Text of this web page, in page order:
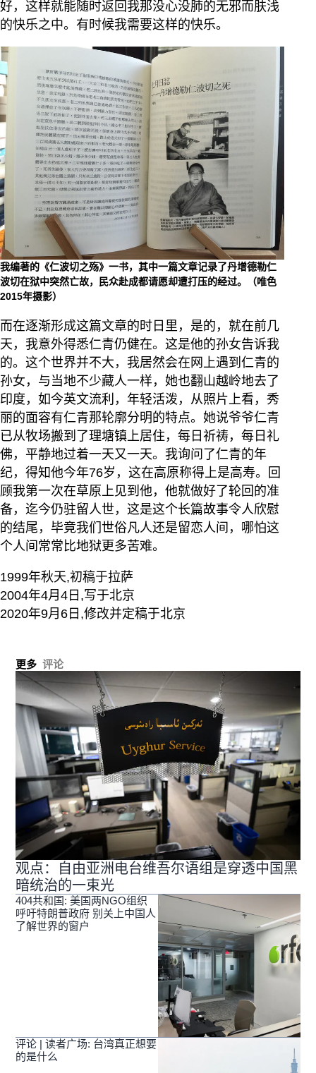
好，这样就能随时返回我那没心没肺的无邪而肤浅
的快乐之中。有时候我需要这样的快乐。
我编著的《仁波切之殇》一书，其中一篇文章记录了丹增德勒仁
波切在狱中突然亡故，民众赴成都请愿却遭打压的经过。（唯色
2015年摄影）
而在逐渐形成这篇文章的时日里，是的，就在前几
天，我意外得悉仁青仍健在。这是他的孙女告诉我
的。这个世界并不大，我居然会在网上遇到仁青的
孙女，与当地不少藏人一样，她也翻山越岭地去了
印度，如今英文流利，年轻活泼，从照片上看，秀
丽的面容有仁青那轮廓分明的特点。她说爷爷仁青
已从牧场搬到了理塘镇上居住，每日祈祷，每日礼
佛，平静地过着一天又一天。我询问了仁青的年
纪，得知他今年76岁，这在高原称得上是高寿。回
顾我第一次在草原上见到他，他就做好了轮回的准
备，迄今仍驻留人世，这是这个长篇故事令人欣慰
的结尾，毕竟我们世俗凡人还是留恋人间，哪怕这
个人间常常比地狱更多苦难。
1999年秋天,初稿于拉萨
2004年4月4日,写于北京
2020年9月6日,修改并定稿于北京
更多 评论
观点：自由亚洲电台维吾尔语组是穿透中国黑
暗统治的一束光
404共和国: 美国两NGO组织
呼吁特朗普政府 别关上中国人
了解世界的窗户
评论 | 读者广场: 台湾真正想要
的是什么